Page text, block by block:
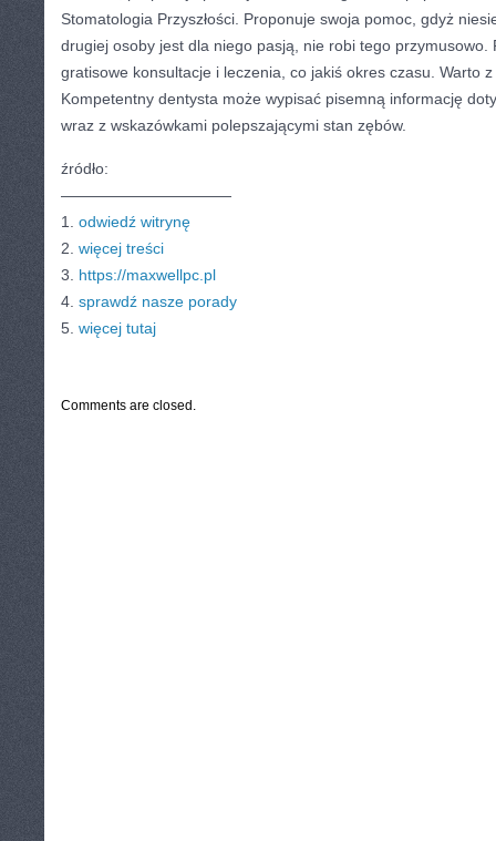
Stomatologia Przyszłości. Proponuje swoja pomoc, gdyż
drugiej osoby jest dla niego pasją, nie robi tego przymusowo.
gratisowe konsultacje i leczenia, co jakiś okres czasu. Warto
Kompetentny dentysta może wypisać pisemną informację
wraz z wskazówkami polepszającymi stan zębów.
źródło:
———————————
1. odwiedź witrynę
2. więcej treści
3. https://maxwellpc.pl
4. sprawdź nasze porady
5. więcej tutaj
Comments are closed.